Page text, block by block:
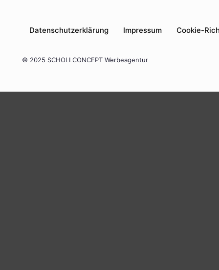
Daten­schutz­er­klä­rung Impres­sum Coo­kie-
© 2025 SCHOLLCONCEPT Werbeagentur